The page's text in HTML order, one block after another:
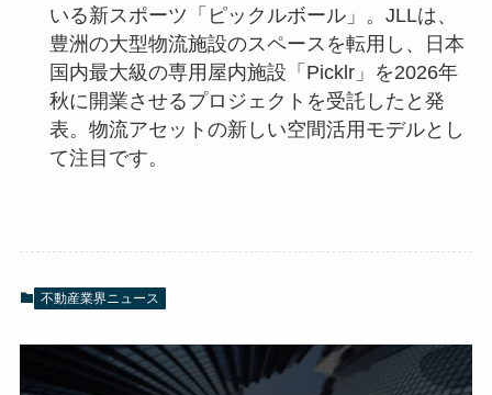
いる新スポーツ「ピックルボール」。JLLは、
豊洲の大型物流施設のスペースを転用し、日本
国内最大級の専用屋内施設「Picklr」を2026年
秋に開業させるプロジェクトを受託したと発
表。物流アセットの新しい空間活用モデルとし
て注目です。
不動産業界ニュース